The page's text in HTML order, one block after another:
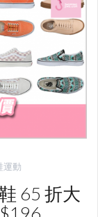
運動
65 折大